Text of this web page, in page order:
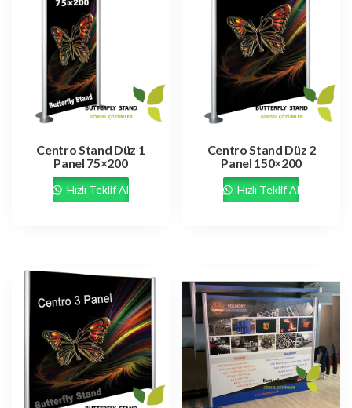
Centro Stand Düz 1
Panel 75×200
Hızlı Teklif Al
Centro Stand Düz 2
Panel 150×200
Hızlı Teklif Al